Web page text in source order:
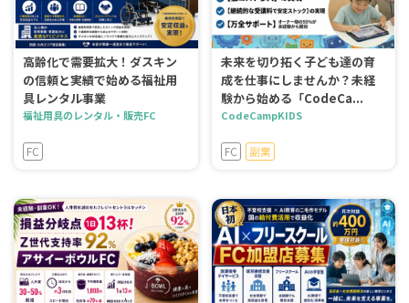
高齢化で需要拡大！ダスキン
の信頼と実績で始める福祉用
具レンタル事業
福祉用具のレンタル・販売FC
FC
未来を切り拓く子ども達の育
成を仕事にしませんか？未経
験から始める「CodeCa...
CodeCampKIDS
FC 副業